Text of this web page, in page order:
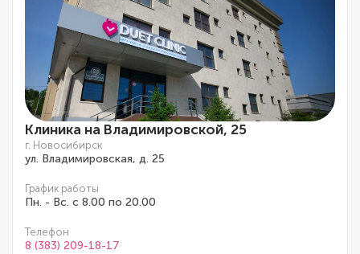
Клиника на Владимировской, 25
г. Новосибирск
ул. Владимировская, д. 25
График работы
Пн. - Вс. с 8.00 по 20.00
Телефон
8 (383) 209-18-17